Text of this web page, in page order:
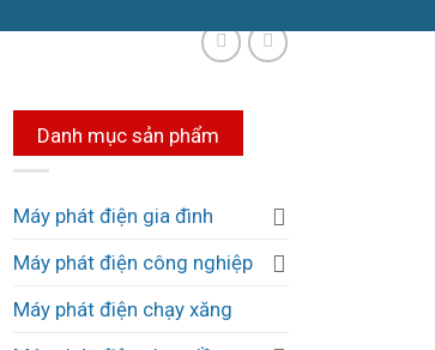
Danh mục sản phẩm
Máy phát điện gia đình
Máy phát điện công nghiệp
Máy phát điện chạy xăng